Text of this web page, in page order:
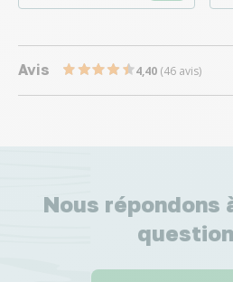
Avis 4,40 (46 avis)
Nous répondons